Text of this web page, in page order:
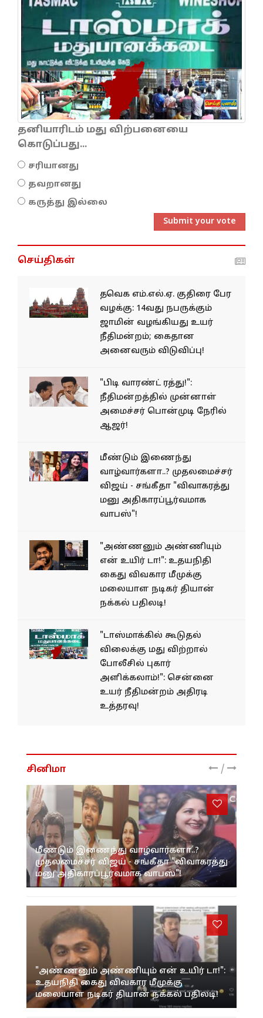
தனியாரிடம் மது விற்பனையை
கொடுப்பது...
சரியானது
தவறானது
கருத்து இல்லை
Submit your vote
செய்திகள்
தவெக எம்.எல்.ஏ. குதிரை பேர
வழக்கு: 14வது நபருக்கும்
ஜாமின் வழங்கியது உயர்
நீதிமன்றம்; கைதான
அனைவரும் விடுவிப்பு!
"பிடி வாரண்ட் ரத்து!":
நீதிமன்றத்தில் முன்னாள்
அமைச்சர் பொன்முடி நேரில்
ஆஜர்!
மீண்டும் இணைந்து
வாழ்வார்களா..? முதலமைச்சர்
விஜய் - சங்கீதா "விவாகரத்து
மனு அதிகாரப்பூர்வமாக
வாபஸ்"!
"அண்ணனும் அண்ணியும்
என் உயிர் டா!": உதயநிதி
கைது விவகார மீமுக்கு
மலையாள நடிகர் தியான்
நக்கல் பதிலடி!
"டாஸ்மாக்கில் கூடுதல்
விலைக்கு மது விற்றால்
போலீசில் புகார்
அளிக்கலாம்!": சென்னை
உயர் நீதிமன்றம் அதிரடி
உத்தரவு!
சினிமா /
மீண்டும் இணைந்து வாழ்வார்களா..?
முதலமைச்சர் விஜய் - சங்கீதா "விவாகரத்து
மனு அதிகாரப்பூர்வமாக வாபஸ்"!
"அண்ணனும் அண்ணியும் என் உயிர் டா!":
உதயநிதி கைது விவகார மீமுக்கு
மலையாள நடிகர் தியான் நக்கல் பதிலடி!